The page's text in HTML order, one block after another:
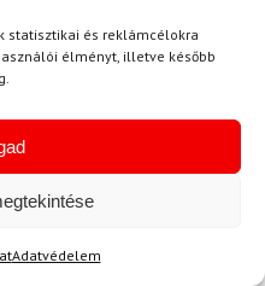
statisztikai és reklámcélokra
élményt, illetve később
Adatvédelem
Értékelés:
5
és zökkenőmentes.
nyilatkozni a